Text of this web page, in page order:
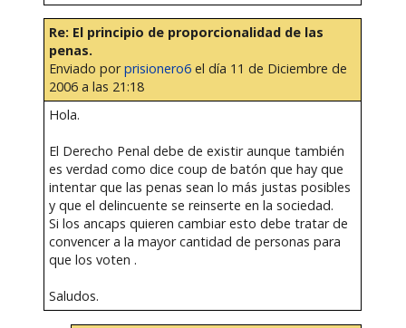
Re: El principio de proporcionalidad de las
penas.
Enviado porprisionero6el día 11 de Diciembre de
2006 a las 21:18
Hola.
El Derecho Penal debe de existir aunque también
es verdad como dice coup de batón que hay que
intentar que las penas sean lo más justas posibles
y que el delincuente se reinserte en la sociedad.
Si los ancaps quieren cambiar esto debe tratar de
convencer a la mayor cantidad de personas para
que los voten .
Saludos.